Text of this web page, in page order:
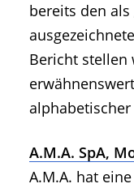
bereits den als
Bericht stellen
A.M.A. SpA,
A.M.A. hat